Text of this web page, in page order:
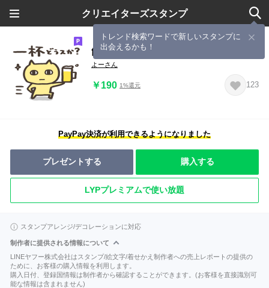
クリエイターズスタンプ
トレンド検索ワードで新しいスタンプに
出会えるかも！
飲み会スタンプ 2
よーさん
￥190 1%還元 123
PayPay決済が利用できるようになりました
プレゼントする 購入する
LYPプレミアムで使い放題
スタンプアレンジ/デコレーションに対応
制作者に提供される情報について
LINEヤフー株式会社はスタンプ/絵文字/着せかえ制作者への売上レポートの提供の
ために、お客様の購入情報を利用します。
購入日付、登録国情報は制作者から確認することができます。(お客様を直接識別可
能な情報は含まれません)